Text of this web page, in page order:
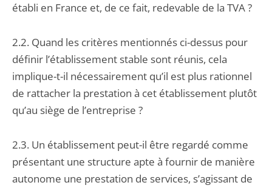
établi en France et, de ce fait, redevable de la TVA ?
2.2. Quand les critères mentionnés ci-dessus pour
définir l’établissement stable sont réunis, cela
implique-t-il nécessairement qu’il est plus rationnel
de rattacher la prestation à cet établissement plutôt
qu’au siège de l’entreprise ?
2.3. Un établissement peut-il être regardé comme
présentant une structure apte à fournir de manière
autonome une prestation de services, s’agissant de